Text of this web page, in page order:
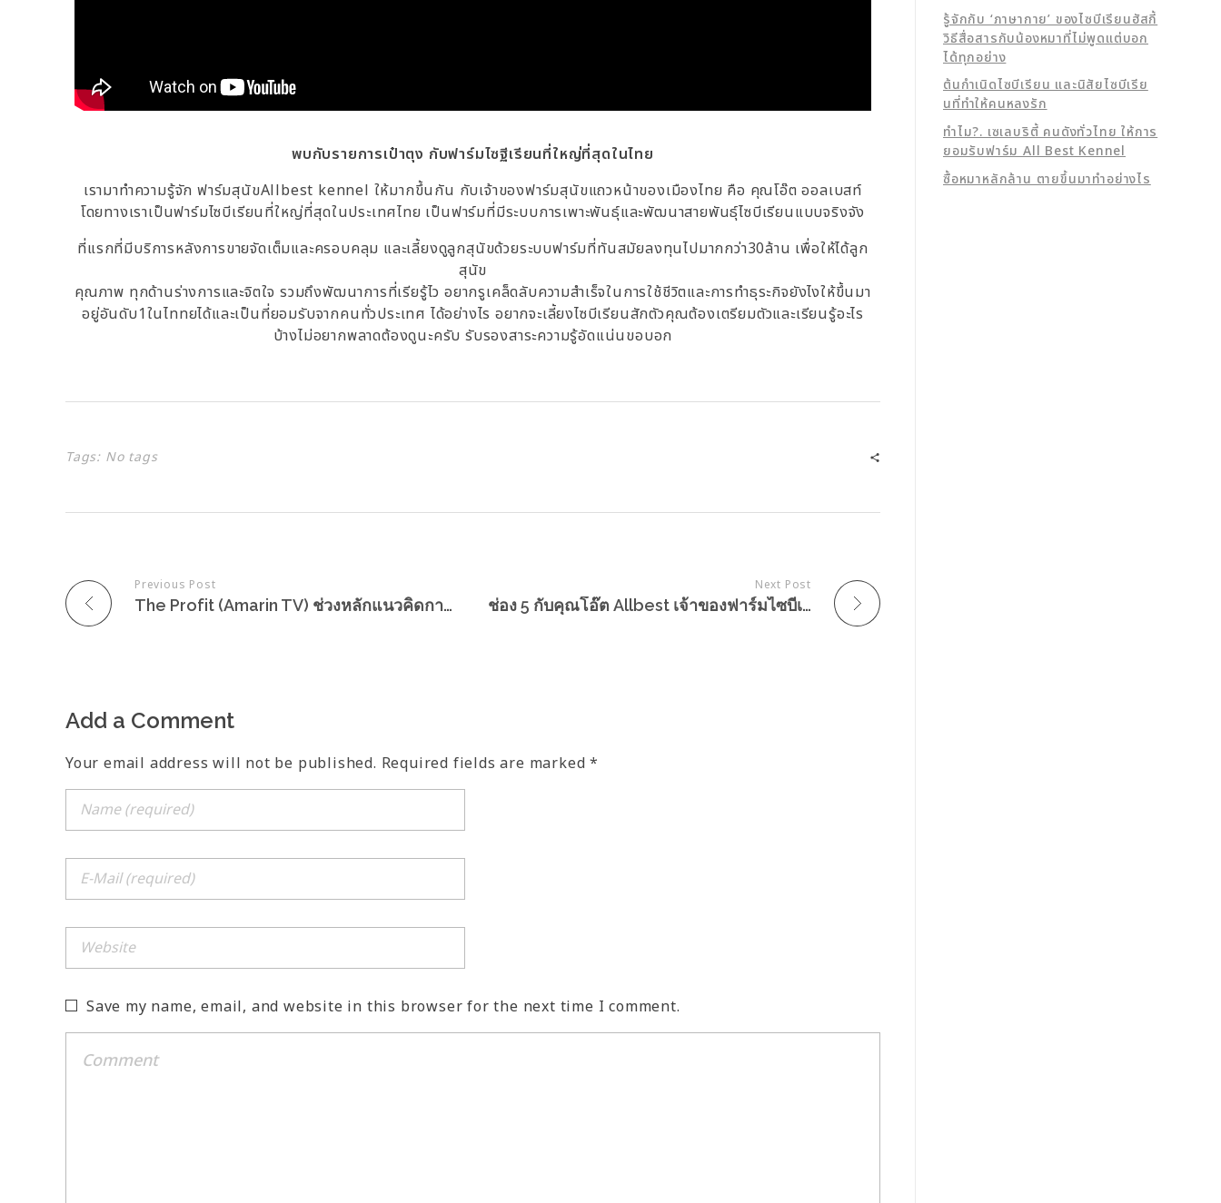
พบกับรายการเป๋าตุง กับฟาร์มไซฐีเรียนที่ใหญ่ที่สุดในไทย
เรามาทำความรู้จัก ฟาร์มสุนัขAllbest kennel ให้มากขึ้นกัน กับเจ้าของฟาร์มสุนัขแถวหน้าของเมืองไทย คือ คุณโอ๊ต ออลเบสท์
โดยทางเราเป็นฟาร์มไซบีเรียนที่ใหญ่ที่สุดในประเทศไทย เป็นฟาร์มที่มีระบบการเพาะพันธุ์และพัฒนาสายพันธ์ุไซบีเรียนแบบจริงจัง
ที่แรกที่มีบริการหลังการขายจัดเต็มและครอบคลุม และเลี้ยงดูลูกสุนัขด้วยระบบฟาร์มที่ทันสมัยลงทุนไปมากกว่า30ล้าน เพื่อให้ได้ลูก
สุนัข
คุณภาพ ทุกด้านร่างการและจิตใจ รวมถึงพัฒนาการที่เรียรู้ไว อยากรูเคล็ดลับความสำเร็จในการใช้ชีวิตและการทำธุระกิจยังไงให้ขึ้นมา
อยู่อันดับ1ในไททยได้และเป็นที่ยอมรับจากคนทั่วประเทศ ได้อย่างไร อยากจะเลี้ยงไซบีเรียนสักตัวคุณต้องเตรียมตัวและเรียนรู้อะไร
บ้างไม่อยากพลาดต้องดูนะครับ รับรองสาระความรู้อัดแน่นขอบอก
Tags: No tags
Previous Post
The Profit (Amarin TV) ช่วงหลักแนวคิดการบริหารแบบceo คุณโอ๊ตเจ้าของฟาร์มไซบีเรียน
Next Post
ช่อง 5 กับคุณโอ๊ต Allbest เจ้าของฟาร์มไซบีเรียนที่ใหญ่ที่สุดในประเทศไทย
Add a Comment
Your email address will not be published. Required fields are marked *
Save my name, email, and website in this browser for the next time I comment.
รู้จักกับ ‘ภาษากาย’ ของไซบีเรียนฮัสกี้
วิธีสื่อสารกับน้องหมาที่ไม่พูดแต่บอก
ได้ทุกอย่าง
ต้นกำเนิดไซบีเรียน และนิสัยไซบีเรีย
นที่ทำให้คนหลงรัก
ทำไม?. เซเลบริตี้ คนดังทั่วไทย ให้การ
ยอมรับฟาร์ม All Best Kennel
ซื้อหมาหลักล้าน ตายขึ้นมาทำอย่างไร